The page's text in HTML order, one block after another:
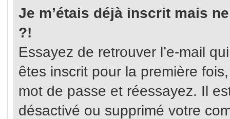
Je m’étais déjà inscrit mais
?!
Essayez de retrouver l’e-mail
êtes inscrit pour la première
mot de passe et réessayez. Il
désactivé ou supprimé votre